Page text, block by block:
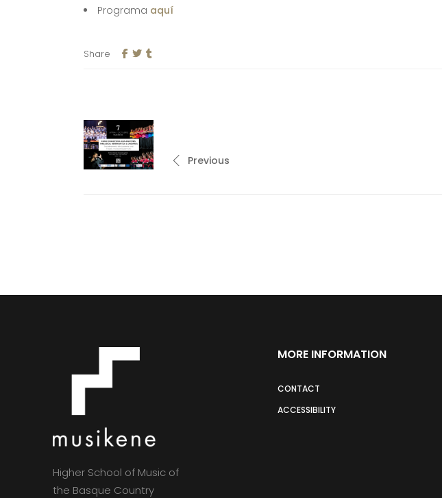
Programa aquí
Share
Previous
Higher School of Music of
the Basque Country
MORE INFORMATION
CONTACT
ACCESSIBILITY